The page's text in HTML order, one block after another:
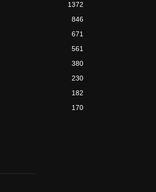
1372
846
671
561
380
230
182
170